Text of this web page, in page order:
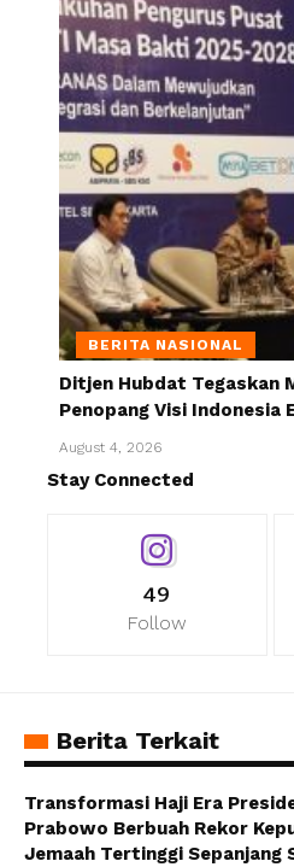
BERITA NASIONAL
Ditjen Hubdat Tegaskan
Penopang Visi Indonesia
August 4, 2026
Stay Connected
49
Follow
Berita Terkait
Transformasi Haji Era
Prabowo Berbuah Rekor
Jemaah Tertinggi Sepanjang